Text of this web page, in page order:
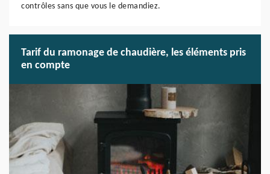
contrôles sans que vous le demandiez.
Tarif du ramonage de chaudière, les éléments pris
en compte